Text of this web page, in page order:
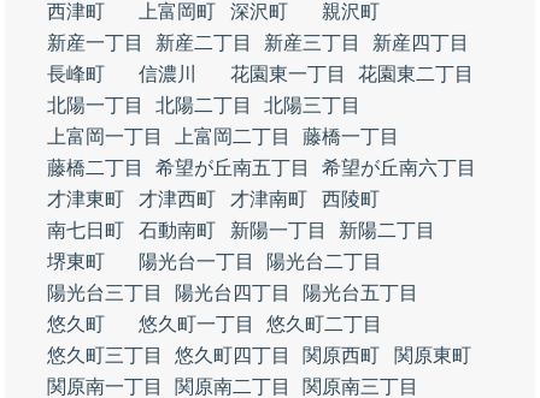
西津町
上富岡町 深沢町
親沢町
新産一丁目
新産二丁目 新産三丁目
新産四丁目
長峰町
信濃川 花園東一丁目
花園東二丁目
北陽一丁目
北陽二丁目
北陽三丁目
上富岡一丁目
上富岡二丁目
藤橋一丁目
藤橋二丁目
希望が丘南五丁目
希望が丘南六丁目
才津東町
才津西町 才津南町
西陵町
南七日町
石動南町 新陽一丁目
新陽二丁目
堺東町
陽光台一丁目
陽光台二丁目
陽光台三丁目
陽光台四丁目
陽光台五丁目
悠久町
悠久町一丁目
悠久町二丁目
悠久町三丁目
悠久町四丁目 関原西町
関原東町
関原南一丁目
関原南二丁目
関原南三丁目